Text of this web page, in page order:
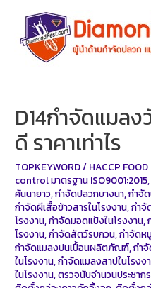
content
D14กำจัดแมลง
ดี ราคาเท่าไร
TOPKEYWORD/ HACCP FOOD
control มาตรฐาน ISO9001:2015
คันนายาว,กำจัดปลวกบางนา,กำจั
กำจัดผีเสื้อข้าวสารในโรงงาน,กำจั
โรงงาน,กำจัดมอดแป้งในโรงงาน,
โรงงาน,กำจัดสัตว์รบกวน,กำจัดห
กำจัดแมลงปนเปื้อนผลิตภัณฑ์,กำ
ในโรงงาน,กำจัดแมลงสาปในโรงง
ในโรงงาน,ตรวจนับจำนวนประชาก